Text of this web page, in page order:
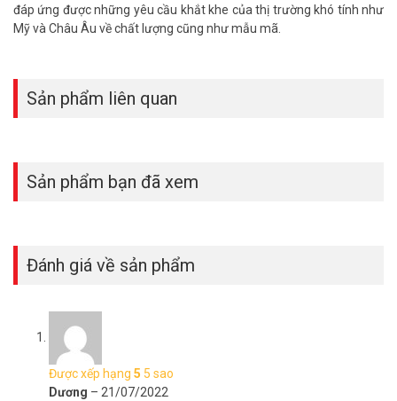
Đặt mua Online ngay sản phẩm Orvibo DS20Z mới nhất, quý khách
đáp ứng được những yêu cầu khắt khe của thị trường khó tính như
Mỹ và Châu Âu về chất lượng cũng như mẫu mã.
Sản phẩm liên quan
Sản phẩm bạn đã xem
Đánh giá về sản phẩm
Được xếp hạng 5 5 sao
Dương – 21/07/2022